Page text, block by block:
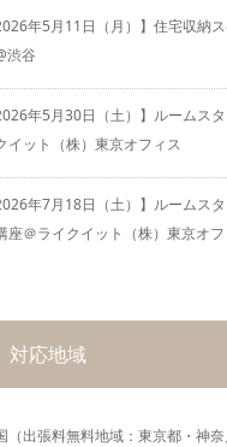
年5月11日（月）】住宅収納
渋谷
年5月30日（土）】ルームス
イット（株）東京オフィス
年7月18日（土）】ルームス
座＠ライクイット（株）東京オ
対応地域
（出張料無料地域：東京都・神